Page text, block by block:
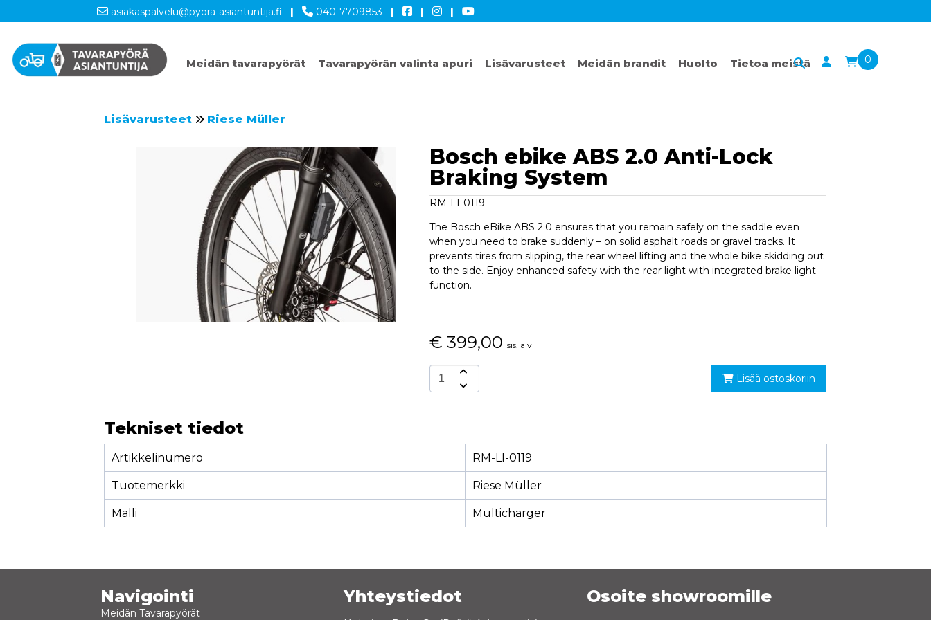
asiakaspalvelu@pyora-asiantuntija.fi | 040-7709853 | | |
Meidän tavarapyörät Tavarapyörän valinta apuri Lisävarusteet Meidän brandit Huolto Tietoa meistä 0
Lisävarusteet Riese Müller
Bosch ebike ABS 2.0 Anti-Lock
Braking System
RM-LI-0119
The Bosch eBike ABS 2.0 ensures that you remain safely on the saddle even
when you need to brake suddenly – on solid asphalt roads or gravel tracks. It
prevents tires from slipping, the rear wheel lifting and the whole bike skidding out
to the side. Enjoy enhanced safety with the rear light with integrated brake light
function.
€ 399,00 sis. alv
Lisää ostoskoriin
Tekniset tiedot
Artikkelinumero RM-LI-0119
Tuotemerkki Riese Müller
Malli Multicharger
Navigointi
Meidän Tavarapyörät
Yhteystiedot Osoite showroomille